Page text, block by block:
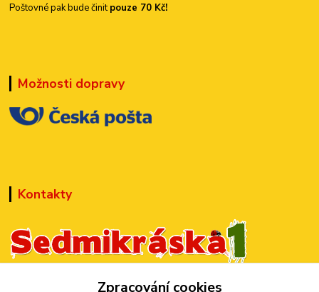
Poštovné pak bude činitpouze 70 Kč!
Možnosti dopravy
Kontakty
+420 777 899 301Zpracování cookies